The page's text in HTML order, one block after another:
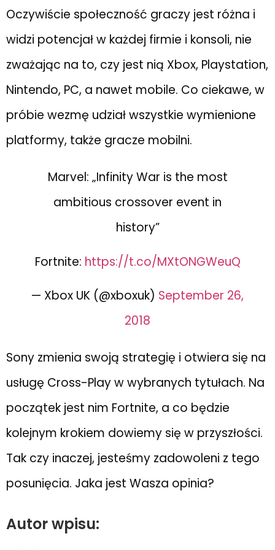
Oczywiście społeczność graczy jest różna i
widzi potencjał w każdej firmie i konsoli, nie
zważając na to, czy jest nią Xbox, Playstation,
Nintendo, PC, a nawet mobile. Co ciekawe, w
próbie wezmę udział wszystkie wymienione
platformy, także gracze mobilni.
Marvel: „Infinity War is the most
ambitious crossover event in
history”
Fortnite: https://t.co/MXtONGWeuQ
— Xbox UK (@xboxuk) September 26,
2018
Sony zmienia swoją strategię i otwiera się na
usługę Cross-Play w wybranych tytułach. Na
początek jest nim Fortnite, a co będzie
kolejnym krokiem dowiemy się w przyszłości.
Tak czy inaczej, jesteśmy zadowoleni z tego
posunięcia. Jaka jest Wasza opinia?
Autor wpisu: